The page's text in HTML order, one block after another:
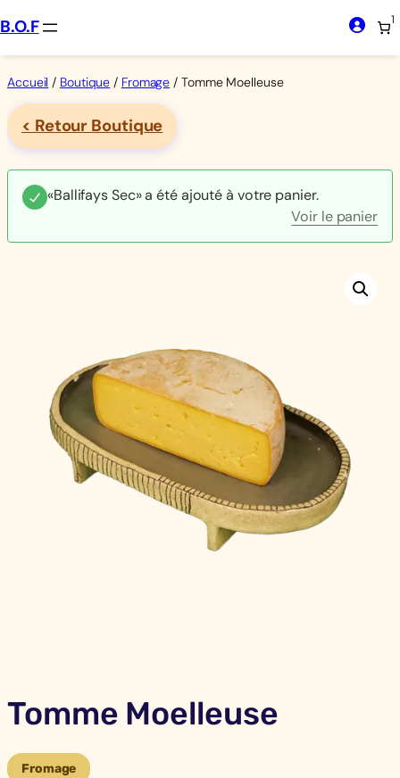
Aller
au
contenu
B.O.F 1
Accueil / Boutique / Fromage / Tomme Moelleuse
< Retour Boutique
«Ballifays Sec» a été ajouté à votre panier.
Voir le panier
Tomme Moelleuse
Fromage